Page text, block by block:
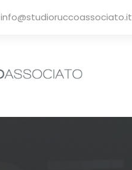
info@studioruccoassociato.it